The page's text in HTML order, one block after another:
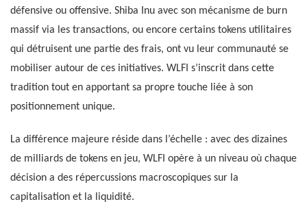
défensive ou offensive. Shiba Inu avec son mécanisme de burn
massif via les transactions, ou encore certains tokens utilitaires
qui détruisent une partie des frais, ont vu leur communauté se
mobiliser autour de ces initiatives. WLFI s’inscrit dans cette
tradition tout en apportant sa propre touche liée à son
positionnement unique.
La différence majeure réside dans l’échelle : avec des dizaines
de milliards de tokens en jeu, WLFI opère à un niveau où chaque
décision a des répercussions macroscopiques sur la
capitalisation et la liquidité.